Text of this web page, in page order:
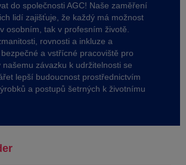
do společnosti AGC! Naše zaměření
lidí zajišťuje, že každý má možnost
osobním, tak v profesním životě.
rovnosti a inkluze a
a vstřícné pracoviště pro
našemu závazku k udržitelnosti se
lepší budoucnost prostřednictvím
a postupů šetrných k životnímu